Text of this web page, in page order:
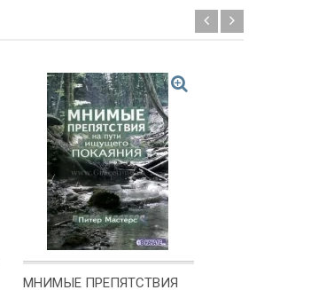
МНИМЫЕ ПРЕПЯТСТВИЯ